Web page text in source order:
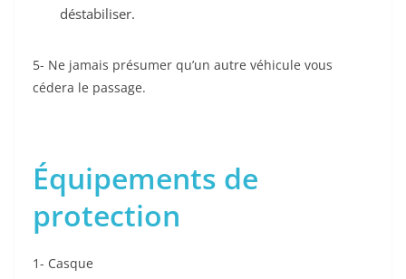
déstabiliser.
5- Ne jamais présumer qu’un autre véhicule vous
cédera le passage.
Équipements de
protection
1- Casque